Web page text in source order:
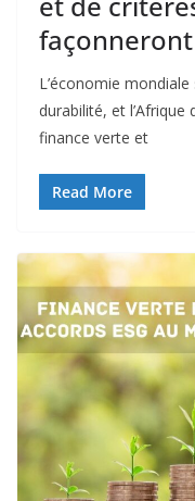
L’économie
durabilité, et l’Afrique
finance verte et
Read More